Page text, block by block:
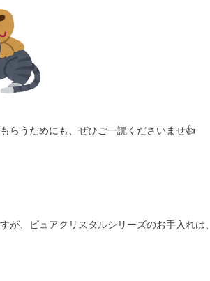
らうためにも、ぜひご一読くださいませ👍
、ピュアクリスタルシリーズのお手入れは、